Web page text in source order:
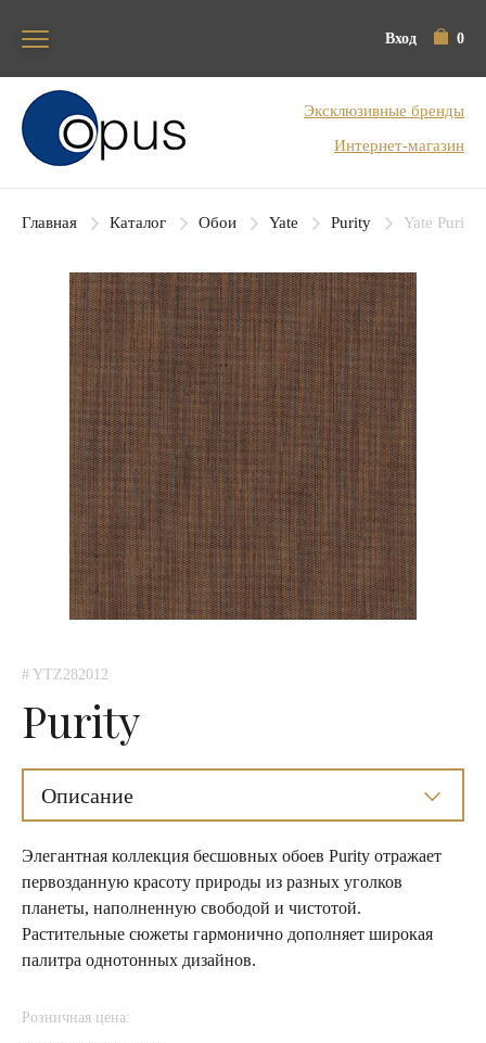
Вход 0
Блок поиска
Эксклюзивные бренды
Интернет-магазин
Главная Каталог Обои Yate Purity Yate Purity
# YTZ282012
Purity
Описание
Элегантная коллекция бесшовных обоев Purity отражает
первозданную красоту природы из разных уголков
планеты, наполненную свободой и чистотой.
Растительные сюжеты гармонично дополняет широкая
палитра однотонных дизайнов.
Розничная цена: